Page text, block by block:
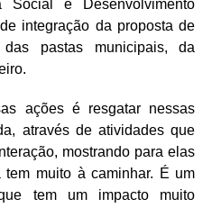
Social e Desenvolvimento
integração da proposta de
pastas municipais, da
ações é resgatar nessas
através de atividades que
mostrando para elas
muito à caminhar. É um
tem um impacto muito